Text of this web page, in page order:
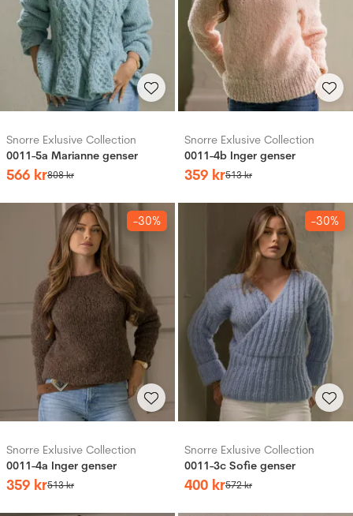
Snorre Exlusive Collection
0011-5a Marianne genser
566 kr808kr
Snorre Exlusive Collection
0011-4b Inger genser
359 kr513kr
-30%
Snorre Exlusive Collection
0011-4a Inger genser
359 kr513kr
-30%
Snorre Exlusive Collection
0011-3c Sofie genser
400 kr572kr